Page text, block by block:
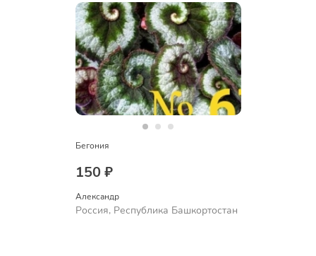
Бегония
150 ₽
Александр
Россия, Республика Башкортостан